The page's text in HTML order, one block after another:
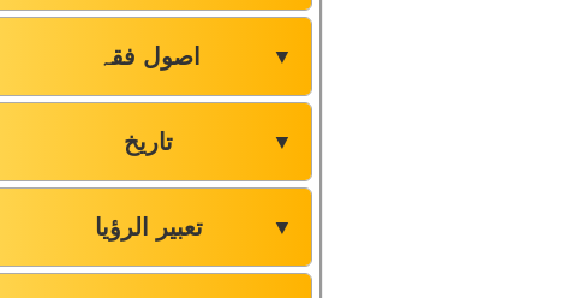
اصول فقہ ▼
تاریخ ▼
تعبیر الرؤیا ▼